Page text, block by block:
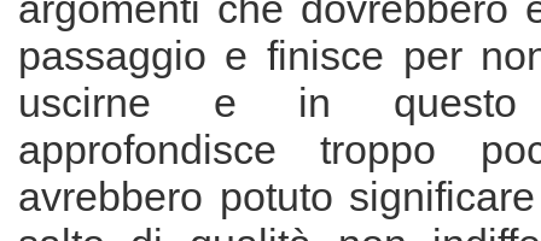
passaggio e finisce per
uscirne e in
approfondisce troppo
avrebbero potuto